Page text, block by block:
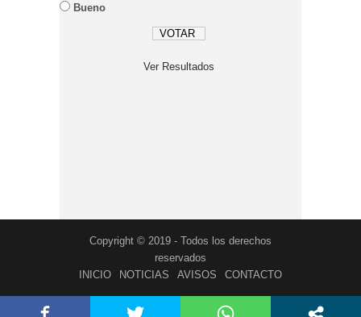
Bueno
Ver Resultados
Copyright © 2019 - Todos los derechos
reservados
INICIO
NOTICIAS AVISOS CONTACTO